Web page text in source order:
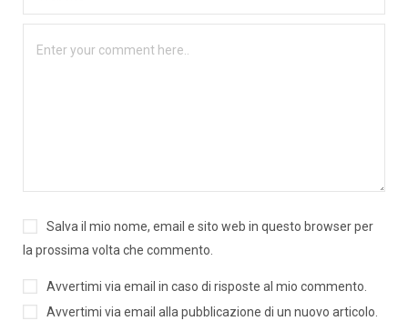
Salva il mio nome, email e sito web in questo browser per
la prossima volta che commento.
Avvertimi via email in caso di risposte al mio commento.
Avvertimi via email alla pubblicazione di un nuovo articolo.